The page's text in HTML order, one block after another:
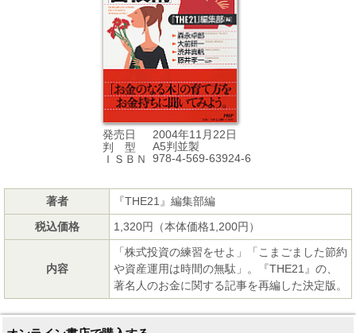
発売日
2004年11月22日
判 型
A5判並製
ＩＳＢＮ
978-4-569-63924-6
著者
『THE21』編集部編
税込価格
1,320円（本体価格1,200円）
内容
「株式投資の練習をせよ」「こまごました節約
や資産運用は時間の無駄」。『THE21』の、
著名人のお金に関する記事を再編した決定版。